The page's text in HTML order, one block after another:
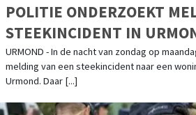
POLITIE ONDERZOEKT
STEEKINCIDENT IN
URMOND - In de nacht van zondag op
melding van een steekincident naar een
Urmond. Daar [...]